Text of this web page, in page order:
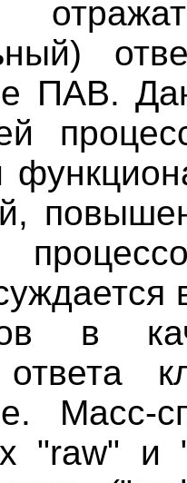
ПАВ.
в
Масс-
"raw" и